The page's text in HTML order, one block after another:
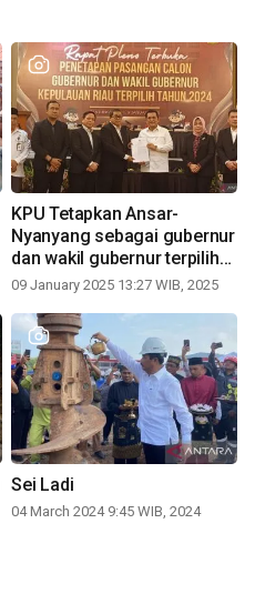
KPU Tetapkan Ansar-
Nyanyang sebagai gubernur
dan wakil gubernur terpilih
periode 2025-2030
09 January 2025 13:27 WIB, 2025
Sei Ladi
04 March 2024 9:45 WIB, 2024